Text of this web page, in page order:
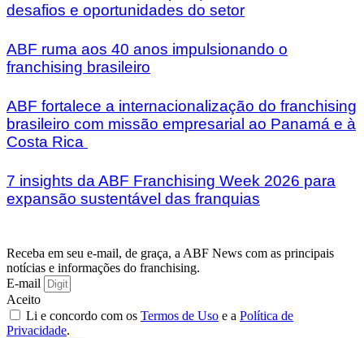
desafios e oportunidades do setor
ABF ruma aos 40 anos impulsionando o
franchising brasileiro
ABF fortalece a internacionalização do franchising
brasileiro com missão empresarial ao Panamá e à
Costa Rica
7 insights da ABF Franchising Week 2026 para
expansão sustentável das franquias
Receba em seu e-mail, de graça, a ABF News com as principais
notícias e informações do franchising.
E-mail
Aceito
Li e concordo com os Termos de Uso e a Política de
Privacidade.